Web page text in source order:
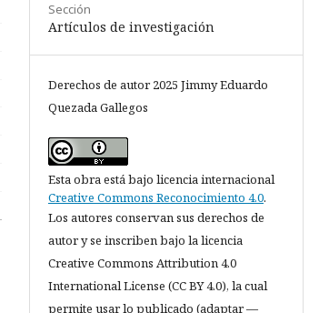
Sección
Artículos de investigación
Derechos de autor 2025 Jimmy Eduardo
Quezada Gallegos
Esta obra está bajo licencia internacional
Creative Commons Reconocimiento 4.0.
Los autores conservan sus derechos de
autor y se inscriben bajo la licencia
Creative Commons Attribution 4.0
International License (CC BY 4.0), la cual
permite usar lo publicado (adaptar —